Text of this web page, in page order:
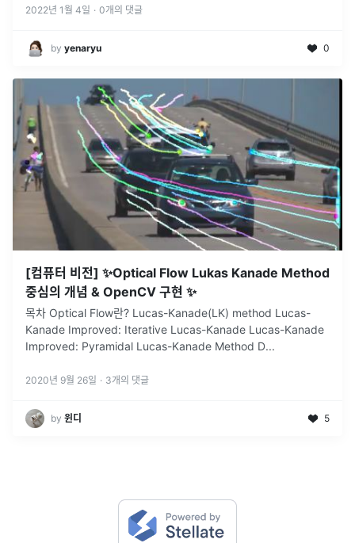
2022년 1월 4일 · 0개의 댓글
by yenaryu 0
[컴퓨터 비전] ✨Optical Flow Lukas Kanade Method
중심의 개념 & OpenCV 구현 ✨
목차 Optical Flow란? Lucas-Kanade(LK) method Lucas-
Kanade Improved: Iterative Lucas-Kanade Lucas-Kanade
Improved: Pyramidal Lucas-Kanade Method D...
2020년 9월 26일 · 3개의 댓글
by 윈디 5